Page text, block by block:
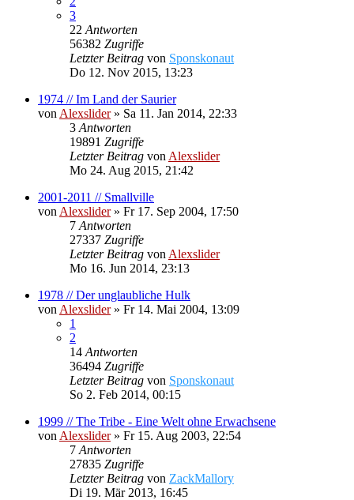
3
22 Antworten
56382 Zugriffe
Letzter Beitrag von Sponskonaut
Do 12. Nov 2015, 13:23
1974 // Im Land der Saurier
von Alexslider» Sa 11. Jan 2014, 22:33
3 Antworten
19891 Zugriffe
Letzter Beitrag von Alexslider
Mo 24. Aug 2015, 21:42
2001-2011 // Smallville
von Alexslider» Fr 17. Sep 2004, 17:50
7 Antworten
27337 Zugriffe
Letzter Beitrag von Alexslider
Mo 16. Jun 2014, 23:13
1978 // Der unglaubliche Hulk
von Alexslider» Fr 14. Mai 2004, 13:09
1
2
14 Antworten
36494 Zugriffe
Letzter Beitrag von Sponskonaut
So 2. Feb 2014, 00:15
1999 // The Tribe - Eine Welt ohne Erwachsene
von Alexslider» Fr 15. Aug 2003, 22:54
7 Antworten
27835 Zugriffe
Letzter Beitrag von ZackMallory
Di 19. Mär 2013, 16:45